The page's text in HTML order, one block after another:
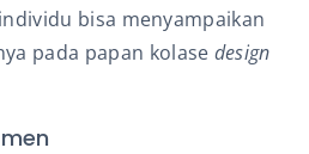
bisa menyampaikan
pada papan kolase design